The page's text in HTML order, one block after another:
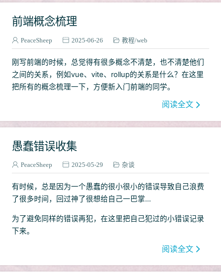
OS比赛
班级作业管理系统
git
路由器
前端概念梳理
PeaceSheep 2025-06-26 教程 web
刚写前端的时候，总觉得有很多概念不清楚，也不清楚他们
之间的关系，例如vue、vite、rollup的关系是什么？在这里
把所有的概念梳理一下，方便新入门前端的同学。
阅读全文
愚蠢错误收集
PeaceSheep 2025-05-29 杂谈
有时候，总是因为一个愚蠢的很小很小的错误导致自己浪费
了很多时间，回过神了很想给自己一巴掌...
为了避免同样的错误再犯，在这里把自己犯过的小错误记录
下来。
阅读全文